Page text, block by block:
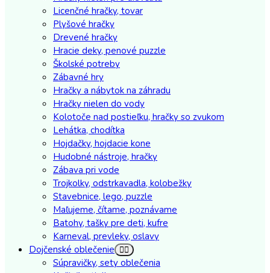
Licenčné hračky, tovar
Plyšové hračky
Drevené hračky
Hracie deky, penové puzzle
Školské potreby
Zábavné hry
Hračky a nábytok na záhradu
Hračky nielen do vody
Kolotoče nad postieľku, hračky so zvukom
Lehátka, chodítka
Hojdačky, hojdacie kone
Hudobné nástroje, hračky
Zábava pri vode
Trojkolky, odstrkavadla, kolobežky
Stavebnice, lego, puzzle
Maľujeme, čítame, poznávame
Batohy, tašky pre deti, kufre
Karneval, prevleky, oslavy
Dojčenské oblečenie
Súpravičky, sety oblečenia